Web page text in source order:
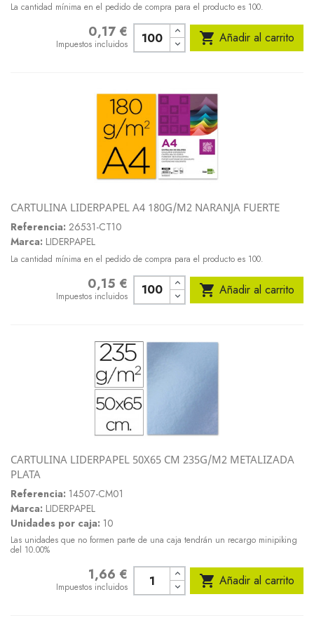
La cantidad mínima en el pedido de compra para el producto es 100.
0,17 €
Impuestos incluidos  Añadir al carrito
CARTULINA LIDERPAPEL A4 180G/M2 NARANJA FUERTE
Referencia: 26531-CT10
Marca: LIDERPAPEL
La cantidad mínima en el pedido de compra para el producto es 100.
0,15 €
Impuestos incluidos  Añadir al carrito
CARTULINA LIDERPAPEL 50X65 CM 235G/M2 METALIZADA
PLATA
Referencia: 14507-CM01
Marca: LIDERPAPEL
Unidades por caja: 10
Las unidades que no formen parte de una caja tendrán un recargo minipiking
del 10.00%
1,66 €
Impuestos incluidos  Añadir al carrito